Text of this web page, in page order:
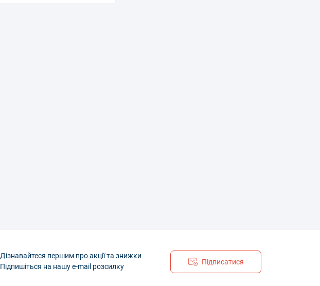
Дізнавайтеся першим про акції та знижки
Підпишіться на нашу e-mail розсилку
Підписатися